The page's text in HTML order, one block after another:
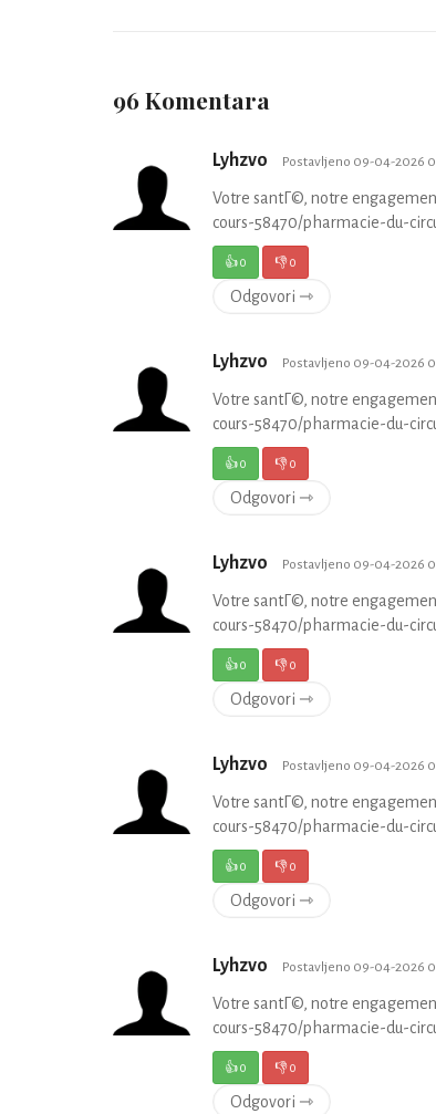
96 Komentara
Lyhzvo Postavljeno 09-04-2026
Votre santГ©, notre
cours-58470/pharmacie-du-
👍0 👎0
Odgovori ⇾
Lyhzvo Postavljeno 09-04-2026
Votre santГ©, notre
cours-58470/pharmacie-du-
👍0 👎0
Odgovori ⇾
Lyhzvo Postavljeno 09-04-2026
Votre santГ©, notre
cours-58470/pharmacie-du-
👍0 👎0
Odgovori ⇾
Lyhzvo Postavljeno 09-04-2026
Votre santГ©, notre
cours-58470/pharmacie-du-
👍0 👎0
Odgovori ⇾
Lyhzvo Postavljeno 09-04-2026
Votre santГ©, notre
cours-58470/pharmacie-du-
👍0 👎0
Odgovori ⇾